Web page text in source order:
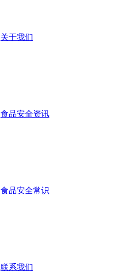
关于我们
食品安全资讯
食品安全常识
联系我们